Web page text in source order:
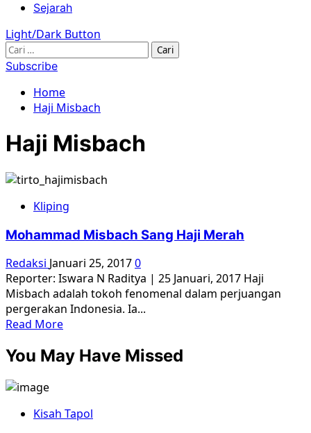
Sejarah
Light/Dark Button
Cari
untuk:
Subscribe
Home
Haji Misbach
Haji Misbach
Kliping
Mohammad Misbach Sang Haji Merah
Redaksi Januari 25, 20170
Reporter: Iswara N Raditya | 25 Januari, 2017 Haji
Misbach adalah tokoh fenomenal dalam perjuangan
pergerakan Indonesia. Ia...
Read MoreRead
about
Mohammad
Haji
You May Have Missed
Kisah Tapol